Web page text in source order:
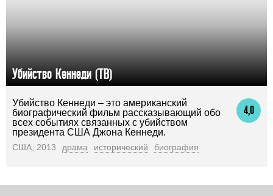
Убийство Кеннеди (ТВ)
4,0
Убийство Кеннеди – это американский
биографический фильм рассказывающий обо
всех событиях связанных с убийством
президента США Джона Кеннеди.
США, 2013 драма исторический биография